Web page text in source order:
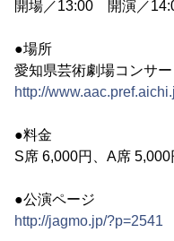
開場／13:00 開演／
●場所
愛知県芸術劇場コンサ
http://
●料金
S席 6,000円、A席 5,000
●公演ページ
http://jagmo.jp/?p=2541